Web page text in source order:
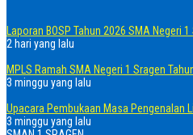
Laporan BOSP Tahun 2026 SMA Negeri
2 hari yang lalu
MPLS Ramah SMA Negeri 1 Sragen
3 minggu yang lalu
Upacara Pembukaan Masa Pengenalan
3 minggu yang lalu